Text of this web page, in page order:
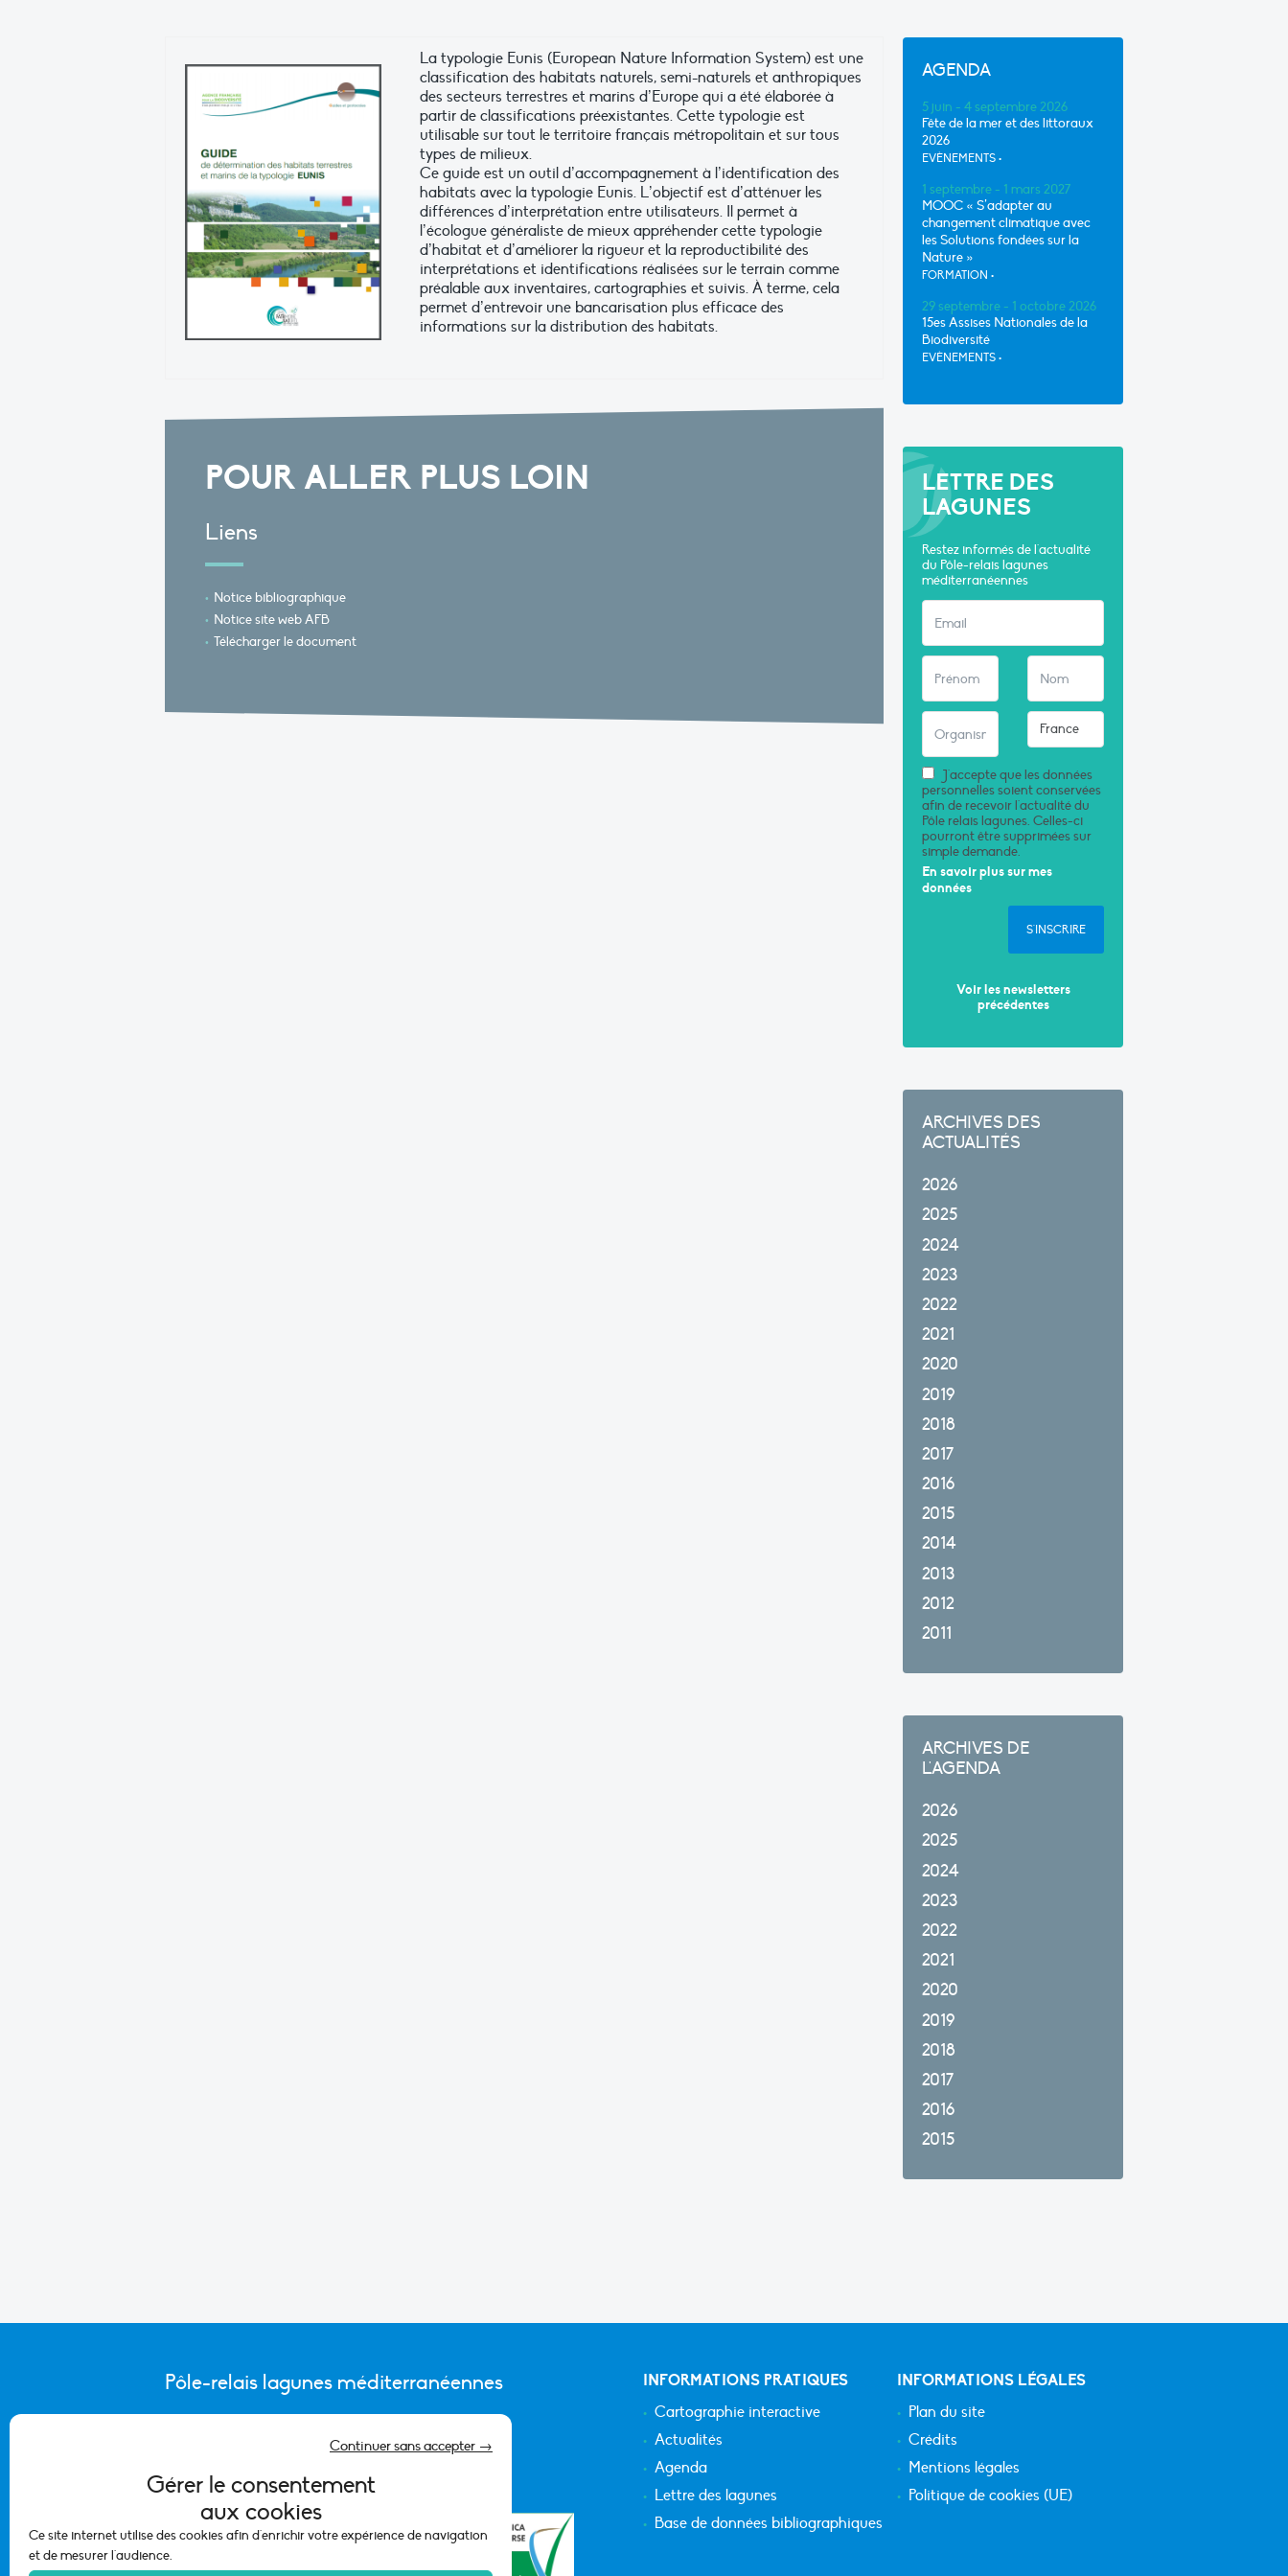
Gérer le consentement
aux cookies
Ce site internet utilise des cookies afin d'enrichir votre expérience de navigation
et de mesurer l'audience.
Continuer sans accepter →
La typologie Eunis (European Nature Information System) est une
classification des habitats naturels, semi-naturels et anthropiques
des secteurs terrestres et marins d’Europe qui a été élaborée à
partir de classifications préexistantes. Cette typologie est
utilisable sur tout le territoire français métropolitain et sur tous
types de milieux.
Ce guide est un outil d’accompagnement à l’identification des
habitats avec la typologie Eunis. L’objectif est d’atténuer les
différences d’interprétation entre utilisateurs. Il permet à
l’écologue généraliste de mieux appréhender cette typologie
d’habitat et d’améliorer la rigueur et la reproductibilité des
interprétations et identifications réalisées sur le terrain comme
préalable aux inventaires, cartographies et suivis. À terme, cela
permet d’entrevoir une bancarisation plus efficace des
informations sur la distribution des habitats.
POUR ALLER PLUS LOIN
Liens
Notice bibliographique
Notice site web AFB
Télécharger le document
AGENDA
5 juin - 4 septembre 2026
Fête de la mer et des littoraux
2026
EVÈNEMENTS •
1 septembre - 1 mars 2027
MOOC « S’adapter au
changement climatique avec
les Solutions fondées sur la
Nature »
FORMATION •
29 septembre - 1 octobre 2026
15es Assises Nationales de la
Biodiversité
EVÈNEMENTS •
LETTRE DES
LAGUNES
Restez informés de l'actualité
du Pôle-relais lagunes
méditerranéennes
J'accepte que les données
personnelles soient conservées
afin de recevoir l'actualité du
Pôle relais lagunes. Celles-ci
pourront être supprimées sur
simple demande.
En savoir plus sur mes
données
S'INSCRIRE
Voir les newsletters
précédentes
ARCHIVES DES
ACTUALITÉS
2026
2025
2024
2023
2022
2021
2020
2019
2018
2017
2016
2015
2014
2013
2012
2011
ARCHIVES DE
L'AGENDA
2026
2025
2024
2023
2022
2021
2020
2019
2018
2017
2016
2015
Pôle-relais lagunes méditerranéennes
CONTACTER L’ÉQUIPE DU PÔLE
INFORMATIONS PRATIQUES
Cartographie interactive
Actualités
Agenda
Lettre des lagunes
Base de données bibliographiques
INFORMATIONS LÉGALES
Plan du site
Crédits
Mentions légales
Politique de cookies (UE)